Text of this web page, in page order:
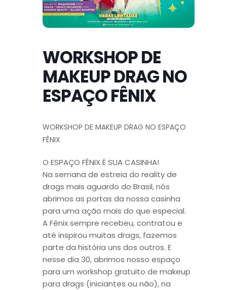
WORKSHOP DE
MAKEUP DRAG NO
ESPAÇO FÊNIX
WORKSHOP DE MAKEUP DRAG NO ESPAÇO
FÊNIX
O ESPAÇO FÊNIX É SUA CASINHA!
Na semana de estreia do reality de
drags mais aguardo do Brasil, nós
abrimos as portas da nossa casinha
para uma ação mais do que especial.
A Fênix sempre recebeu, contratou e
até inspirou muitas drags, fazemos
parte da história uns dos outros. E
nesse dia 30, abrimos nosso espaço
para um workshop gratuito de makeup
para drags (iniciantes ou não), na